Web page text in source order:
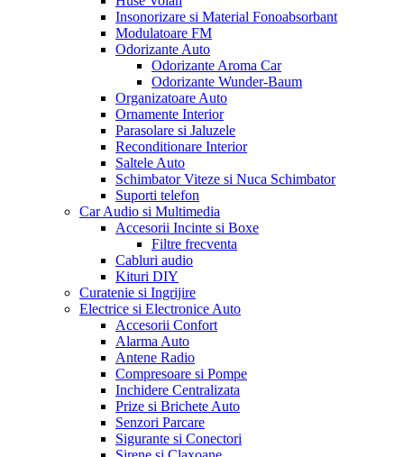
Insonorizare si Material Fonoabsorbant
Modulatoare FM
Odorizante Auto
Odorizante Aroma Car
Odorizante Wunder-Baum
Organizatoare Auto
Ornamente Interior
Parasolare si Jaluzele
Reconditionare Interior
Saltele Auto
Schimbator Viteze si Nuca Schimbator
Suporti telefon
Car Audio si Multimedia
Accesorii Incinte si Boxe
Filtre frecventa
Cabluri audio
Kituri DIY
Curatenie si Ingrijire
Electrice si Electronice Auto
Accesorii Confort
Alarma Auto
Antene Radio
Compresoare si Pompe
Inchidere Centralizata
Prize si Brichete Auto
Senzori Parcare
Sigurante si Conectori